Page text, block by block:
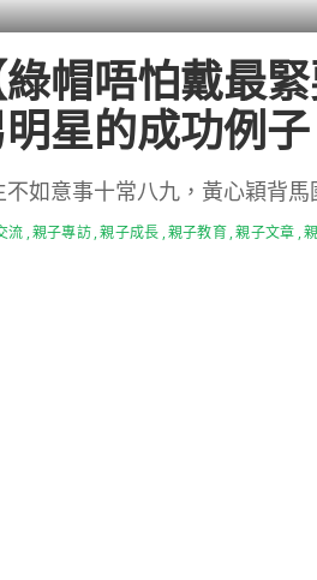
綠帽唔怕戴最
星的成功例子
不如意事十常八九，黃心穎背
流 親子專訪 親子成長 親子教育 親子文章